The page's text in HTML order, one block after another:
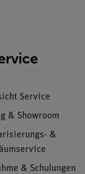
Service
& Showroom
&
& Schulungen